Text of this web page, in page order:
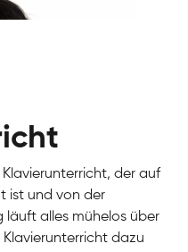
der auf
ist und von der
läuft alles mühelos über
dazu